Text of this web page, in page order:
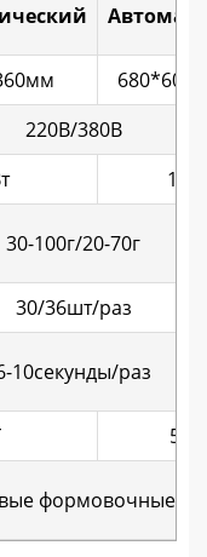
220В/380В
30-100г/20-70г
30/36шт/раз
10секунды/раз
формовочные